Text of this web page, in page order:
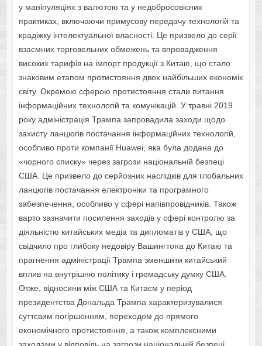
у маніпуляціях з валютою та у недобросовісних
практиках, включаючи примусову передачу технологій та
крадіжку інтелектуальної власності. Це призвело до серії
взаємних торговельних обмежень та впровадження
високих тарифів на імпорт продукції з Китаю, що стало
знаковим етапом протистояння двох найбільших економік
світу. Окремою сферою протистояння стали питання
інформаційних технологій та комунікацій. У травні 2019
року адміністрація Трампа запровадила заходи щодо
захисту ланцюгів постачання інформаційних технологій,
особливо проти компанії Huawei, яка була додана до
«чорного списку» через загрози національній безпеці
США. Це призвело до серйозних наслідків для глобальних
ланцюгів постачання електроніки та програмного
забезпечення, особливо у сфері напівпровідників. Також
варто зазначити посилення заходів у сфері контролю за
діяльністю китайських медіа та дипломатів у США, що
свідчило про глибоку недовіру Вашингтона до Китаю та
прагнення адміністрації Трампа зменшити китайський
вплив на внутрішню політику і громадську думку США.
Отже, відносини між США та Китаєм у період
президентства Дональда Трампа характеризувалися
суттєвим погіршенням, переходом до прямого
економічного протистояння, а також комплексними